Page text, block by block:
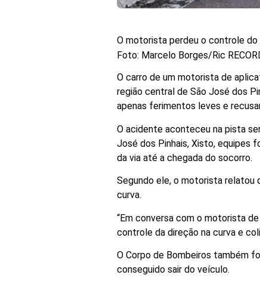
O motorista perdeu o controle
Foto: Marcelo Borges/Ric
O carro de um motorista de
região central de São José dos
apenas ferimentos leves e
O acidente aconteceu na pista
José dos Pinhais, Xisto, equipes
da via até a chegada do socorro.
Segundo ele, o motorista relatou
curva.
“Em conversa com o motorista
controle da direção na curva e
O Corpo de Bombeiros também
conseguido sair do veículo.